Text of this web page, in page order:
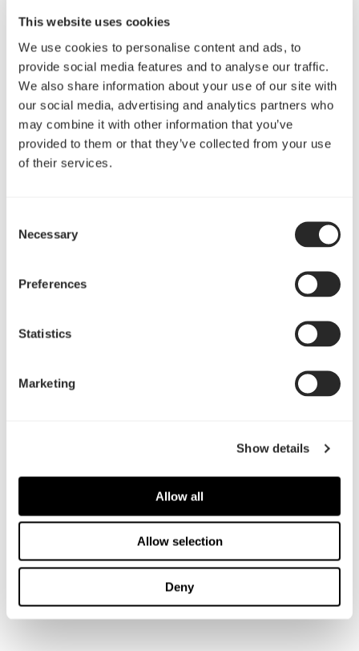
This website uses cookies
We use cookies to personalise content and ads, to
provide social media features and to analyse our traffic.
We also share information about your use of our site with
our social media, advertising and analytics partners who
may combine it with other information that you’ve
provided to them or that they’ve collected from your use
of their services.
Selection
Necessary
Preferences
Statistics
Marketing
Show details
Allow all
Allow selection
Deny
"While we admire the looks of this ITX case, we are
more impressed by the design and the way you can
configure it for air or liquid cooling."
KitGuru
thought out interior, clever construction, excellent
documentation, and exceptional attention to detail."
Modders Inc
"[I]f you can find a Mini ITX motherboard with a fast
enough processor then really there's nothing holding
you back to create a more powerful beast thanks to
"The design is more flexible, than many ITX offerings,
looks phenomenal and offers support for both SFX
and ATX sized power supplies, an uncommon feature
for ITX enclosures."
レビューを全て見る